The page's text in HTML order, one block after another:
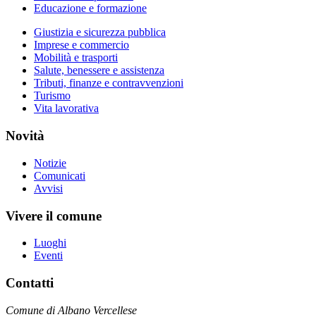
Educazione e formazione
Giustizia e sicurezza pubblica
Imprese e commercio
Mobilità e trasporti
Salute, benessere e assistenza
Tributi, finanze e contravvenzioni
Turismo
Vita lavorativa
Novità
Notizie
Comunicati
Avvisi
Vivere il comune
Luoghi
Eventi
Contatti
Comune di Albano Vercellese